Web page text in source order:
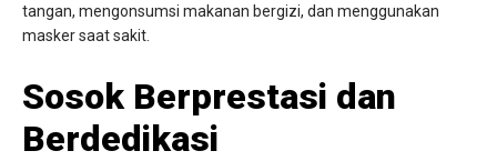
tangan, mengonsumsi makanan bergizi, dan menggunakan
masker saat sakit.
Sosok Berprestasi dan
Berdedikasi